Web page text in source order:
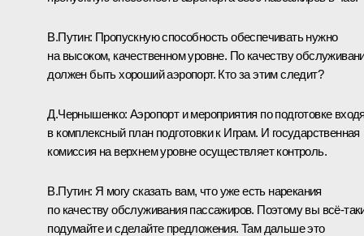
В.Путин: Пропускную способность обеспечивать нужно
на высоком, качественном уровне. По качеству
должен быть хороший аэропорт. Кто за этим следит?
Д.Чернышенко: Аэропорт и мероприятия по подготовке
в комплексный план подготовки к Играм. И государственная
комиссия на верхнем уровне осуществляет контроль.
В.Путин: Я могу сказать вам, что уже есть нарекания
по качеству обслуживания пассажиров. Поэтому вы
подумайте и сделайте предложения. Там дальше это